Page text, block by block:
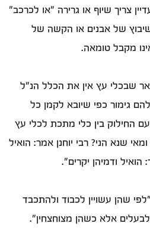
צריך שיוף או גרירה "או לכרכב"
של אבנים או הקשה של
מקבל טומאה.
שבכלי עץ אין את הכלל הנ"ל
גימור כפי שיובא לקמן כל
החילוק בין כלי מתכת לכלי עץ
שנא הני? רבי יוחנן אמר: הואיל
הואיל ודמיהן יקרים".
"לפי שהן עשויין לכבוד ולהתכבד
לבעלים אלא כשהן מצוחצחין".